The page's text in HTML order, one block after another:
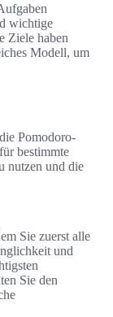
wichtige
Ziele haben
Modell, um
Pomodoro-
bestimmte
nutzen und die
Sie zuerst alle
und
Sie den